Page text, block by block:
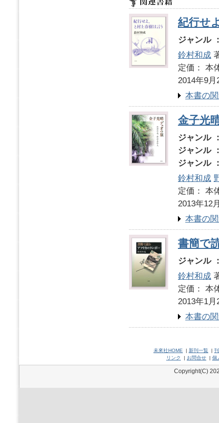
紀行せ
ジャンル
鈴村和成
定価：
2014年9月
本書の
金子光
ジャンル
ジャンル
ジャンル
鈴村和成
定価：
2013年12
本書の
書簡で
ジャンル
鈴村和成
定価：
2013年1月
本書の
未來社HOME | 新刊一覧 |
リンク
| お問合せ | 個
Copyright(C)